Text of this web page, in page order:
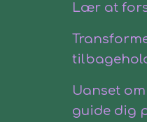
Lær at
Uanset
guide dig